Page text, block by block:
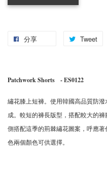
分享 Tweet
Patchwork Shorts - ES0122
繡花膝上短褲。使用韓國高品質防
成。較短的褲長版型，搭配較大的
側搭配這季的荊棘繡花圖案，呼應
色兩個顏色可供選擇。